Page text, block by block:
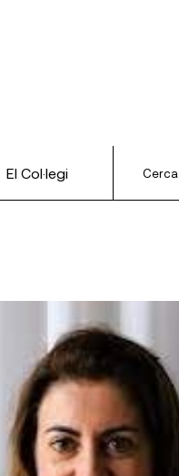
El Col·legi Cerca